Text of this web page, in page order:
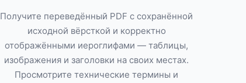
Получите переведённый PDF с сохранённой
исходной вёрсткой и корректно
отображёнными иероглифами — таблицы,
изображения и заголовки на своих местах.
Просмотрите технические термины и